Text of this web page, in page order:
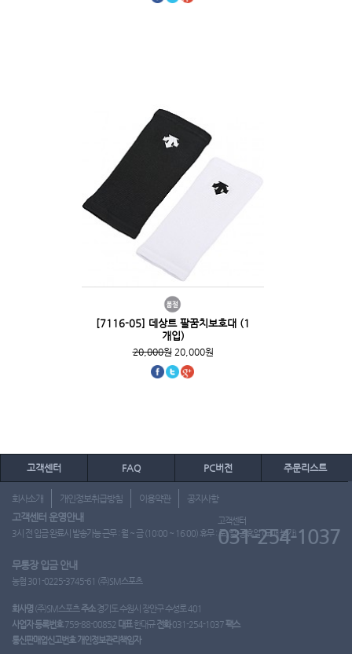
[7116-05] 데상트 팔꿈치보호대 (1
개입)
20,000원20,000원
고객센터 FAQ PC버전 주문리스트
회사소개 개인정보취급방침 이용약관 공지사항
고객센터 운영안내
3시 전 입금 완료시 발송가능 근무 : 월 ~ 금 (10:00 ~ 16:00) 휴무 : 토, 일, 공휴일 (도매 불가)
고객센터
031-254-1037
무통장 입금 안내
농협 301-0225-3745-61 (주)SM스포츠
회사명 (주)SM스포츠주소경기도 수원시 장안구 수성로 401
사업자 등록번호759-88-00852 대표한대규 전화031-254-1037팩스
통신판매업신고번호 개인정보관리책임자